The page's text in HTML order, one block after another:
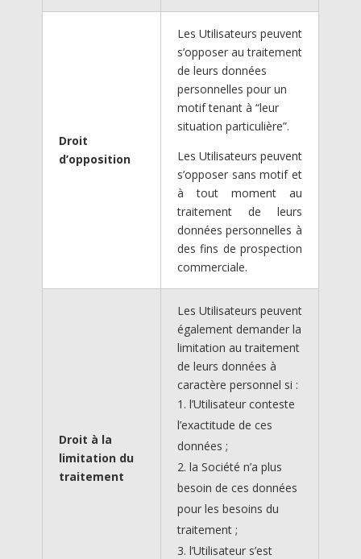
Droit
d’opposition
Les Utilisateurs peuvent
s’opposer au traitement
de leurs données
personnelles pour un
motif tenant à “leur
situation particulière”.
Les Utilisateurs peuvent
s’opposer sans motif et
à tout moment au
traitement de leurs
données personnelles à
des fins de prospection
commerciale.
Droit à la
limitation du
traitement
Les Utilisateurs peuvent
également demander la
limitation au traitement
de leurs données à
caractère personnel si :
l’Utilisateur conteste
l’exactitude de ces
données ;
la Société n’a plus
besoin de ces données
pour les besoins du
traitement ;
l’Utilisateur s’est